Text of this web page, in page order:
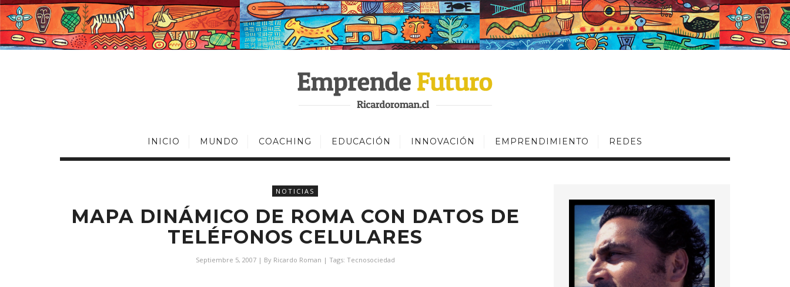
INICIO MUNDO COACHING EDUCACIÓN INNOVACIÓN EMPRENDIMIENTO REDES
NOTICIAS
MAPA DINÁMICO DE ROMA CON DATOS DE
TELÉFONOS CELULARES
Septiembre 5, 2007 | By Ricardo Roman | Tags: Tecnosociedad